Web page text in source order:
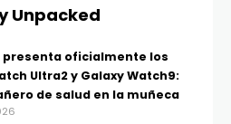
Unpacked
presenta oficialmente los
Ultra2 y Galaxy Watch9:
de salud en la muñeca